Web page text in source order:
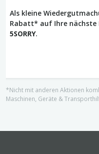
Als kleine
Rabatt* auf Ihre nächste
5SORRY.
*Nicht mit anderen Aktionen
Maschinen, Geräte &